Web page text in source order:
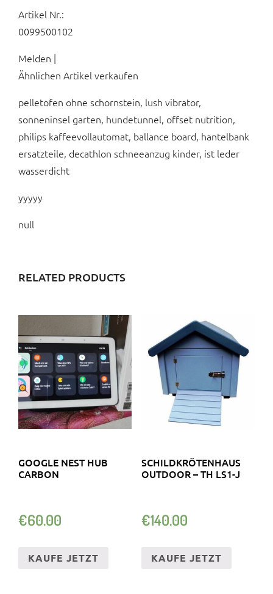
Artikel Nr.:
0099500102
Melden |
Ähnlichen Artikel verkaufen
pelletofen ohne schornstein, lush vibrator,
sonneninsel garten, hundetunnel, offset nutrition,
philips kaffeevollautomat, ballance board, hantelbank
ersatzteile, decathlon schneeanzug kinder, ist leder
wasserdicht
yyyyy
null
RELATED PRODUCTS
GOOGLE NEST HUB
CARBON
€60.00
KAUFE JETZT
SCHILDKRÖTENHAUS
OUTDOOR – TH LS1-J
€140.00
KAUFE JETZT